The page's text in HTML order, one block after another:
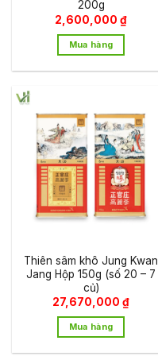
200g
2,600,000 ₫
Mua hàng
Thiên sâm khô Jung Kwan
Jang Hộp 150g (số 20 – 7
củ)
27,670,000 ₫
Mua hàng